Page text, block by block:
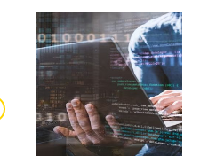
数字化精益管理解
数字化精益管理 建设基于“虚拟数
厂” 的数字化制造体系 实时，在线
动。 简化会议准备。 人员主动参